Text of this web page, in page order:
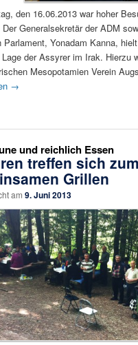
den 16.06.2013 war hoher
Generalsekretär der ADM
Parlament, Yonadam Kanna,
der Assyrer im Irak. Hierzu
Mesopotamien Verein
→
und reichlich Essen
treffen sich zum
Grillen
am9. Juni 2013